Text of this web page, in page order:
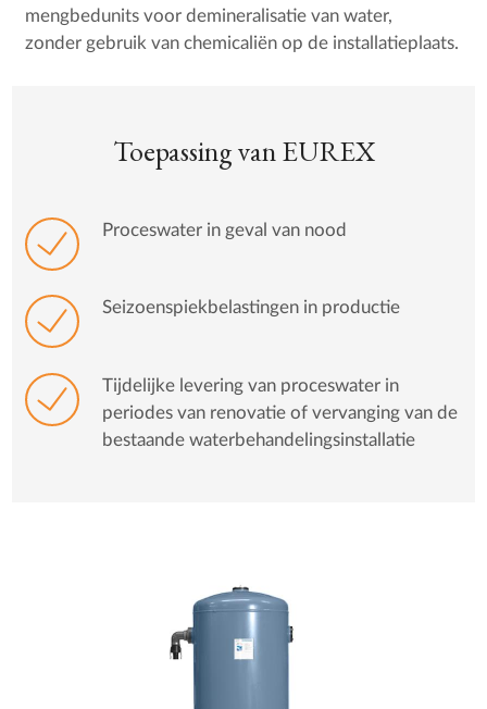
mengbedunits voor demineralisatie van water,
zonder gebruik van chemicaliën op de installatieplaats.
Toepassing van EUREX
Proceswater in geval van nood
Seizoenspiekbelastingen in productie
Tijdelijke levering van proceswater in
periodes van renovatie of vervanging van de
bestaande waterbehandelingsinstallatie